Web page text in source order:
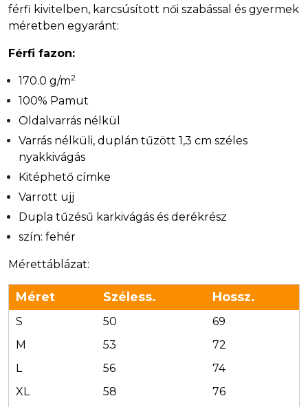
férfi kivitelben, karcsúsított női szabással és gyermek
méretben egyaránt:
Férfi fazon:
170.0 g/m2
100% Pamut
Oldalvarrás nélkül
Varrás nélküli, duplán tűzött 1,3 cm széles
nyakkivágás
Kitéphető címke
Varrott ujj
Dupla tűzésű karkivágás és derékrész
szín: fehér
Mérettáblázat:
Méret Széless. Hossz.
S 50
69
M
53
72
L
56
74
XL
58
76